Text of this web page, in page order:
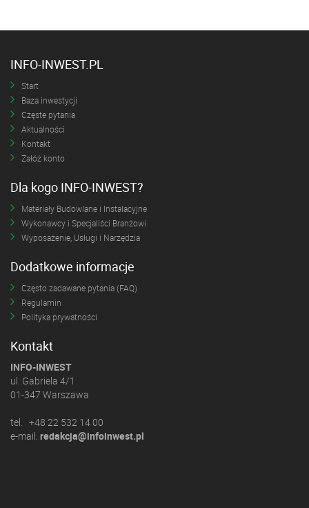
INFO-INWEST.PL
Start
Baza inwestycji
Częste pytania
Aktualności
Kontakt
Załóż konto
Dla kogo INFO-INWEST?
Materiały Budowlane i Instalacyjne
Wykonawcy i Specjaliści Branżowi
Wyposażenie, Usługi i Narzędzia
Dodatkowe informacje
Często zadawane pytania (FAQ)
Regulamin
Polityka prywatności
Kontakt
INFO-INWEST
ul. Gabriela 4/1
01-347 Warszawa
tel. +48 22 532 14 00
e-mail: redakcja@infoinwest.pl